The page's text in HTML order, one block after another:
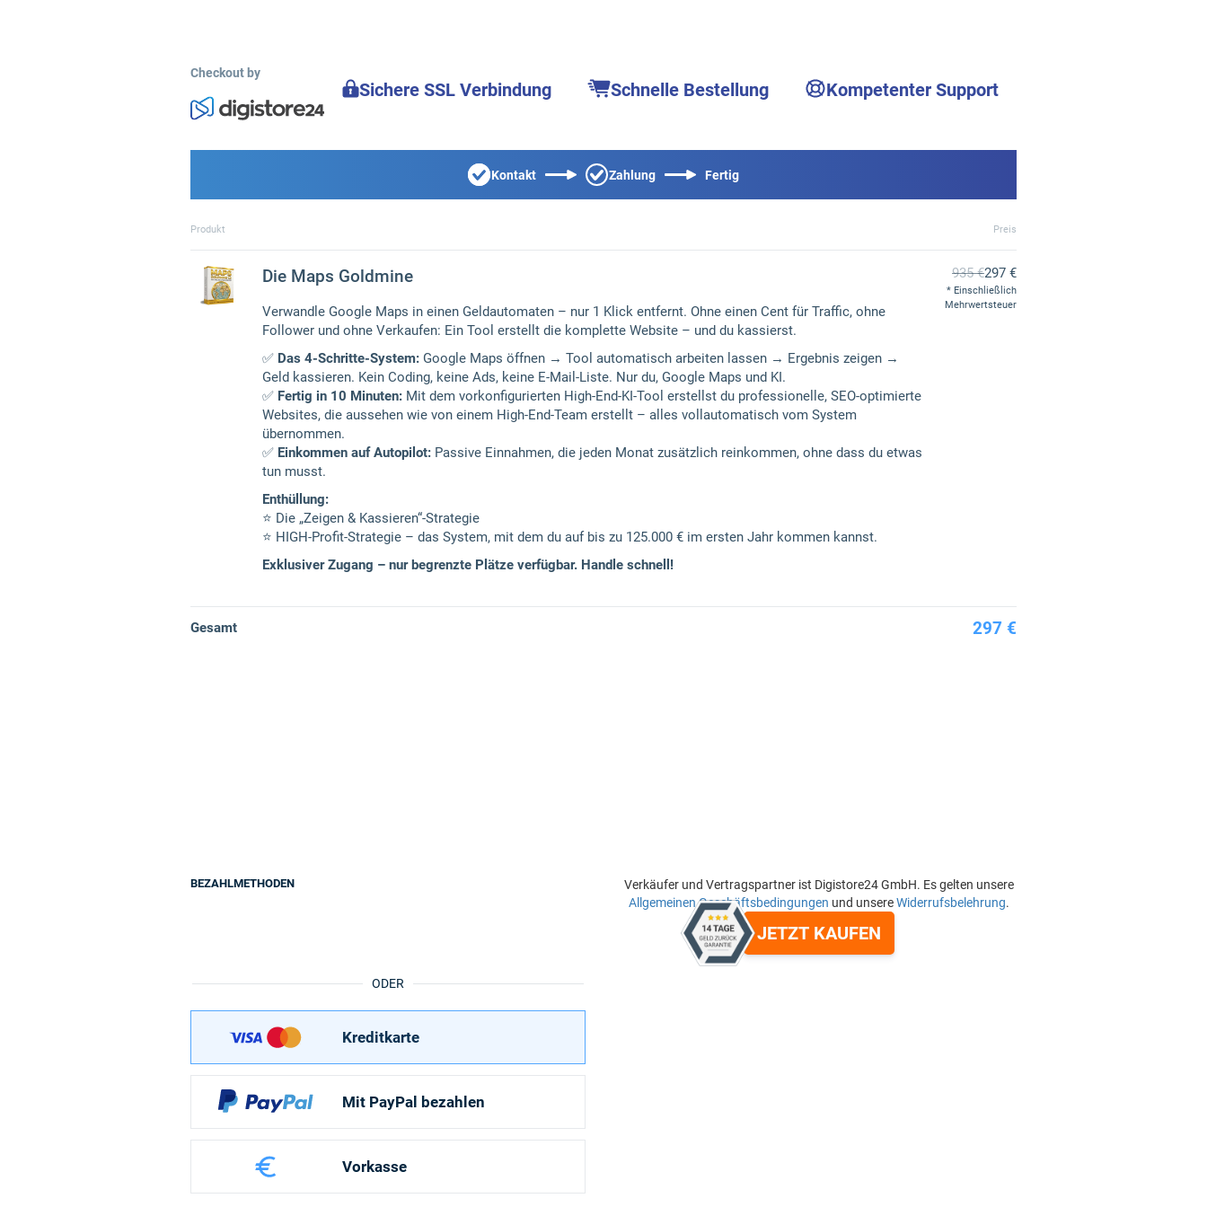
Checkout by
Sichere SSL Verbindung Schnelle Bestellung Kompetenter Support
Kontakt Zahlung Fertig
Produkt Preis
Die Maps Goldmine
Verwandle Google Maps in einen Geldautomaten – nur 1 Klick entfernt. Ohne einen Cent für Traffic, ohne
Follower und ohne Verkaufen: Ein Tool erstellt die komplette Website – und du kassierst.
✅ Das 4-Schritte-System: Google Maps öffnen → Tool automatisch arbeiten lassen → Ergebnis zeigen →
Geld kassieren. Kein Coding, keine Ads, keine E-Mail-Liste. Nur du, Google Maps und KI.
✅ Fertig in 10 Minuten: Mit dem vorkonfigurierten High-End-KI-Tool erstellst du professionelle, SEO-optimierte
Websites, die aussehen wie von einem High-End-Team erstellt – alles vollautomatisch vom System
übernommen.
✅ Einkommen auf Autopilot: Passive Einnahmen, die jeden Monat zusätzlich reinkommen, ohne dass du etwas
tun musst.
Enthüllung:
⭐️ Die „Zeigen & Kassieren“-Strategie
⭐️ HIGH-Profit-Strategie – das System, mit dem du auf bis zu 125.000 € im ersten Jahr kommen kannst.
Exklusiver Zugang – nur begrenzte Plätze verfügbar. Handle schnell!
935 €297 €
Einschließlich
Mehrwertsteuer
Gesamt 297 €
ODER
BEZAHLMETHODEN
Kreditkarte
Mit PayPal bezahlen
Vorkasse
Verkäufer und Vertragspartner ist Digistore24 GmbH. Es gelten unsere
Allgemeinen Geschäftsbedingungen und unsereWiderrufsbelehrung.
JETZT KAUFEN